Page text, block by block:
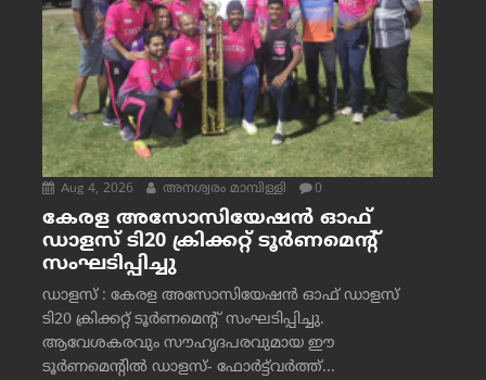
Aug 4, 2026 അനശ്വരം മാമ്പിള്ളി 0
കേരള അസോസിയേഷൻ ഓഫ്
ഡാളസ് ടി20 ക്രിക്കറ്റ് ടൂർണമെന്റ്
സംഘടിപ്പിച്ചു
ഡാളസ് : കേരള അസോസിയേഷൻ ഓഫ് ഡാളസ്
ടി20 ക്രിക്കറ്റ് ടൂർണമെന്റ് സംഘടിപ്പിച്ചു.
ആവേശകരവും സൗഹൃദപരവുമായ ഈ
ടൂർണമെന്റിൽ ഡാളസ്- ഫോർട്ട്‌വര്‍ത്ത്...